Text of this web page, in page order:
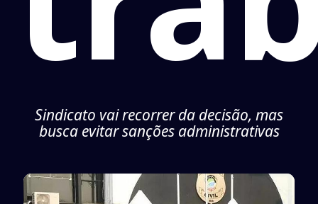
Sindicato vai recorrer da decisão, mas
busca evitar sanções administrativas